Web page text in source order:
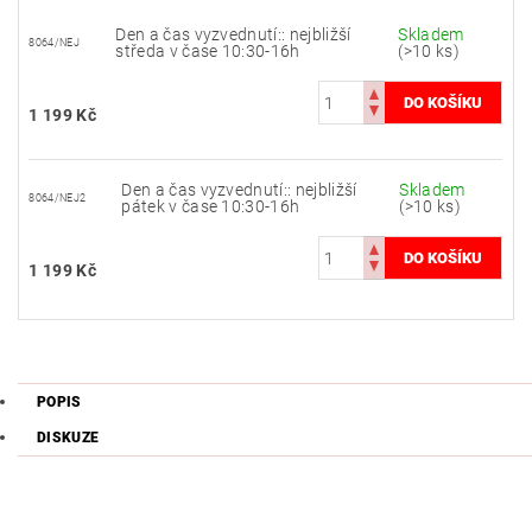
8064/NEJ
Den a čas vyzvednutí:: nejbližší
středa v čase 10:30-16h
Skladem
(>10 ks)
1 199 Kč
8064/NEJ2
Den a čas vyzvednutí:: nejbližší
pátek v čase 10:30-16h
Skladem
(>10 ks)
1 199 Kč
POPIS
DISKUZE